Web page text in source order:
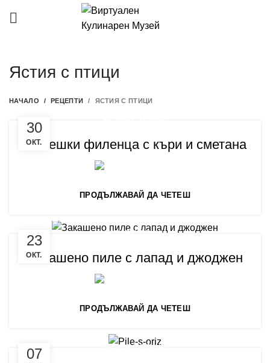
Ястия с птици
НАЧАЛО РЕЦЕПТИ ЯСТИЯ С ПТИЦИ
30
ОКТ.
Пилешки филенца с къри и сметана
ПРОДЪЛЖАВАЙ ДА ЧЕТЕШ
23
ОКТ.
ЯСТИЯ С ПТИЦИ
Закашено пиле с лапад и джоджен
ПРОДЪЛЖАВАЙ ДА ЧЕТЕШ
07 ЯСТИЯ С ПТИЦИ